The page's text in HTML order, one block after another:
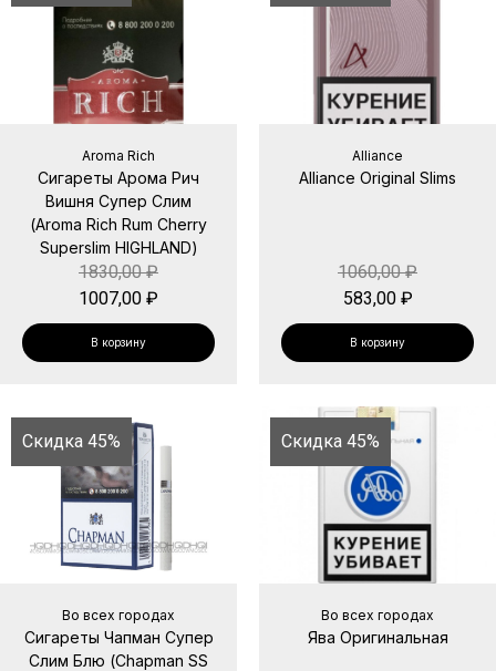
Aroma Rich
Сигареты Арома Рич
Вишня Супер Слим
(Aroma Rich Rum Cherry
Superslim HIGHLAND)
1830,00₽
1007,00 ₽
В корзину
Alliance
Alliance Original Slims
1060,00₽
583,00 ₽
В корзину
Скидка 45%
Во всех городах
Сигареты Чапман Супер
Слим Блю (Chapman SS
Скидка 45%
Во всех городах
Ява Оригинальная